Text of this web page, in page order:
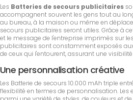
Les Batteries de secours publicitaires
accompagnent souvent les gens tout au
au bureau, à la maison ou même en
secours publicitaires seront utiles. Grâce à
et le message de l'entreprise imprimés sur
publicitaires sont constamment exposés
de ceux qui l'entourent, assurant une
Une personnalisation créative
Les Batterie de secours 10.000 mAh triple
flexibilité en termes de personnalisation.